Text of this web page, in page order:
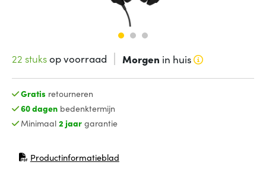
22 stuksop voorraad Morgen in huis
Gratis retourneren
60 dagenbedenktermijn
Minimaal 2 jaargarantie
Productinformatieblad
(opent in nieuw venster)